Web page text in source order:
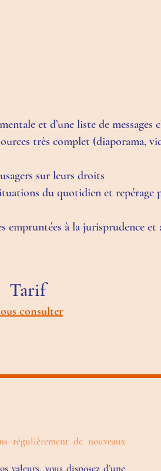
et d’une liste de messages
très complet (diaporama,
sur leurs droits
du quotidien et repérage
empruntées à la jurisprudence et
Tarif
consulter
régulièrement de nouveaux
valeurs, vous disposez d’une